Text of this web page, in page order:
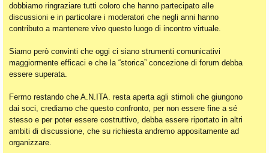
pi
di
dobbiamo ringraziare tutti coloro che hanno partecipato alle
discussioni e in particolare i moderatori che negli anni hanno
contributo a mantenere vivo questo luogo di incontro virtuale.
Siamo però convinti che oggi ci siano strumenti comunicativi
maggiormente efficaci e che la “storica” concezione di forum debba
essere superata.
Fermo restando che A.N.ITA. resta aperta agli stimoli che giungono
dai soci, crediamo che questo confronto, per non essere fine a sé
stesso e per poter essere costruttivo, debba essere riportato in altri
ambiti di discussione, che su richiesta andremo appositamente ad
organizzare.